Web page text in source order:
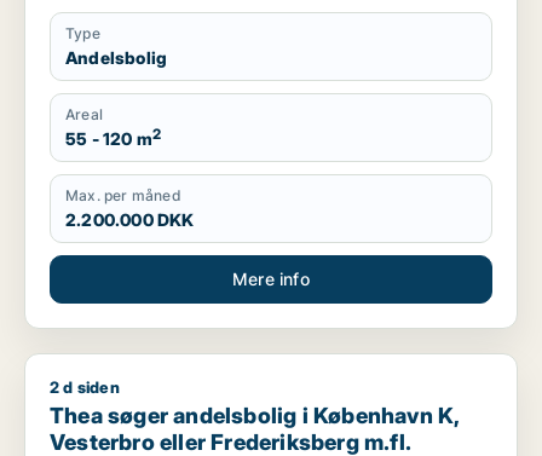
Type
Andelsbolig
Areal
55 - 120 m2
Max. per måned
2.200.000 DKK
Mere info
Thea søger andelsbolig i København K, Vesterbro eller
2 d siden
Thea søger andelsbolig i København K,
Vesterbro eller Frederiksberg m.fl.